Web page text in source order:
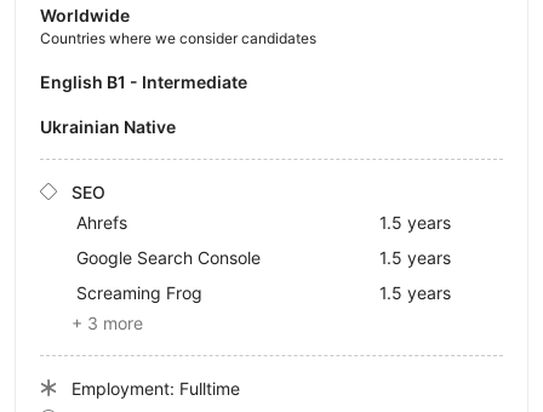
Worldwide
Countries where we consider candidates
English B1 - Intermediate
Ukrainian Native
SEO
Ahrefs
1.5 years
Google Search Console
1.5 years
Screaming Frog
1.5 years
+ 3 more
Employment: Fulltime